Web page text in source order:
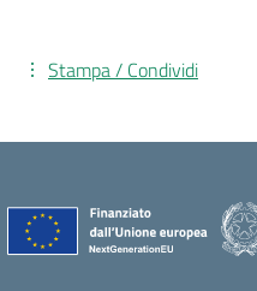
Stampa / Condividi